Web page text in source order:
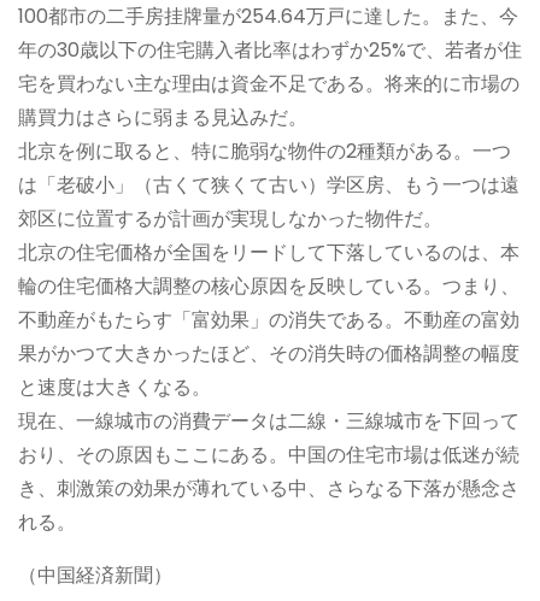
100都市の二手房挂牌量が254.64万戸に達した。また、今
年の30歳以下の住宅購入者比率はわずか25%で、若者が住
宅を買わない主な理由は資金不足である。将来的に市場の
購買力はさらに弱まる見込みだ。
北京を例に取ると、特に脆弱な物件の2種類がある。一つ
は「老破小」（古くて狭くて古い）学区房、もう一つは遠
郊区に位置するが計画が実現しなかった物件だ。
北京の住宅価格が全国をリードして下落しているのは、本
輪の住宅価格大調整の核心原因を反映している。つまり、
不動産がもたらす「富効果」の消失である。不動産の富効
果がかつて大きかったほど、その消失時の価格調整の幅度
と速度は大きくなる。
現在、一線城市の消費データは二線・三線城市を下回って
おり、その原因もここにある。中国の住宅市場は低迷が続
き、刺激策の効果が薄れている中、さらなる下落が懸念さ
れる。
（中国経済新聞）